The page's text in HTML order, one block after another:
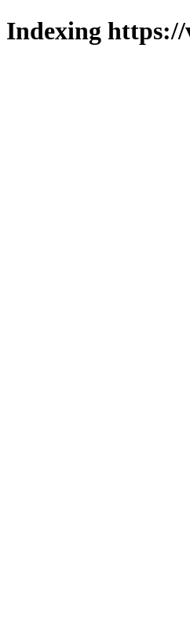
Indexing https://